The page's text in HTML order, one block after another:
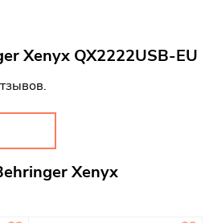
Xenyx QX2222USB-EU
Xenyx